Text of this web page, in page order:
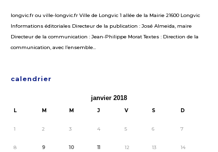
longvic.fr ou ville-longvic.fr Ville de Longvic 1 allée de la Mairie 21600 Longvic
Informations éditoriales Directeur de la publication : José Almeida, maire
Directeur de la communication : Jean-Philippe Morat Textes : Direction de la
communication, avec l’ensemble...
calendrier
janvier 2018
L M M J V S D
1 2 3 4 5 6 7
8 9 10 11 12 13 14